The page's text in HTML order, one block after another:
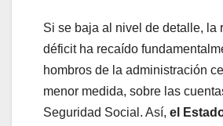
Si se baja al nivel de detalle, la
déficit ha recaído
hombros de la administración
menor medida, sobre las
Seguridad Social. Así, el